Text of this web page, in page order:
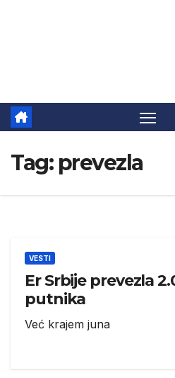
Tag: prevezla
VESTI
Er Srbije prevezla
putnika
Već krajem juna